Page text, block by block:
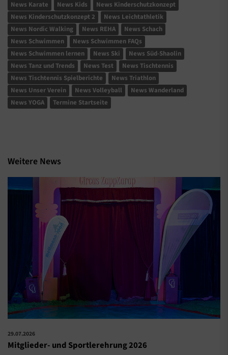
News Karate News Kids
News Kinderschutzkonzept
News Kinderschutzkonzept 2
News Leichtathletik
News Nordic Walking
News REHA
News Schach
News Schwimmen
News Schwimmen FAQs
News Schwimmen lernen
News Ski
News Süd-Shaolin
News Tanz und Trends
News Test
News Tischtennis
News Tischtennis Spielberichte
News Triathlon
News Unser Verein
News Volleyball
News Wanderland
News YOGA
Termine Startseite
Weitere News
29.07.2026
Mitglieder- und Sportlerehrung 2026